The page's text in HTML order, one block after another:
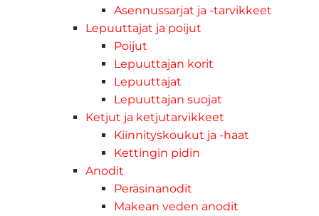
Asennussarjat ja -tarvikkeet
Lepuuttajat ja poijut
Poijut
Lepuuttajan korit
Lepuuttajat
Lepuuttajan suojat
Ketjut ja ketjutarvikkeet
Kiinnityskoukut ja -haat
Kettingin pidin
Anodit
Peräsinanodit
Makean veden anodit